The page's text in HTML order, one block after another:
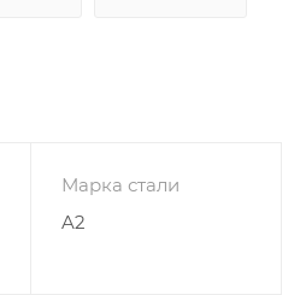
Марка стали
A2